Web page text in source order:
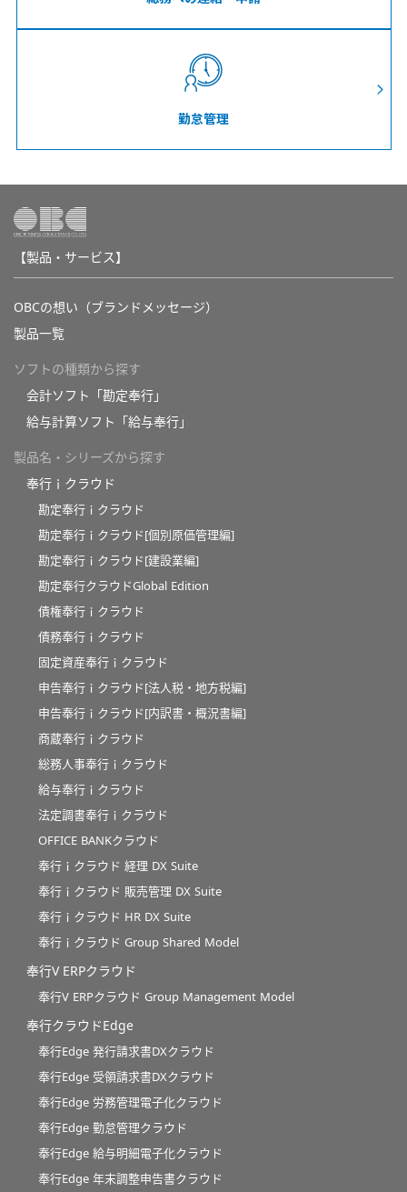
勤怠管理
【製品・サービス】
OBCの想い（ブランドメッセージ）
製品一覧
ソフトの種類から探す
会計ソフト「勘定奉行」
給与計算ソフト「給与奉行」
製品名・シリーズから探す
奉行ｉクラウド
勘定奉行ｉクラウド
勘定奉行ｉクラウド[個別原価管理編]
勘定奉行ｉクラウド[建設業編]
勘定奉行クラウドGlobal Edition
債権奉行ｉクラウド
債務奉行ｉクラウド
固定資産奉行ｉクラウド
申告奉行ｉクラウド[法人税・地方税編]
申告奉行ｉクラウド[内訳書・概況書編]
商蔵奉行ｉクラウド
総務人事奉行ｉクラウド
給与奉行ｉクラウド
法定調書奉行ｉクラウド
OFFICE BANKクラウド
奉行ｉクラウド 経理 DX Suite
奉行ｉクラウド 販売管理 DX Suite
奉行ｉクラウド HR DX Suite
奉行ｉクラウド Group Shared Model
奉行V ERPクラウド
奉行V ERPクラウド Group Management Model
奉行クラウドEdge
奉行Edge 発行請求書DXクラウド
奉行Edge 受領請求書DXクラウド
奉行Edge 労務管理電子化クラウド
奉行Edge 勤怠管理クラウド
奉行Edge 給与明細電子化クラウド
奉行Edge 年末調整申告書クラウド